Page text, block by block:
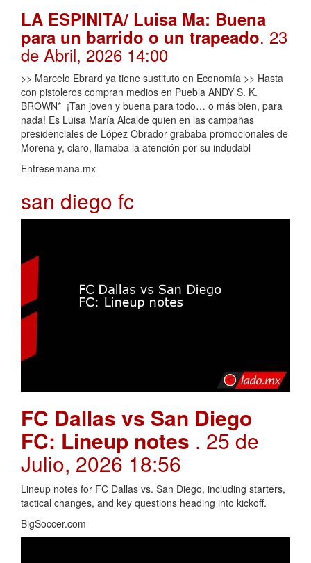
LA ESPINITA/ Luisa Ma: Buena
para un barrido o un trapeado. 23
de Abril, 2026 14:00
>> Marcelo Ebrard ya tiene sustituto en Economía >> Hasta
con pistoleros compran medios en Puebla ANDY S. K.
BROWN* ¡Tan joven y buena para todo… o más bien, para
nada! Es Luisa María Alcalde quien en las campañas
presidenciales de López Obrador grababa promocionales de
Morena y, claro, llamaba la atención por su indudabl
Entresemana.mx
san diego fc
FC Dallas vs San Diego
FC: Lineup notes . 25 de
Julio, 2026 18:56
Lineup notes for FC Dallas vs. San Diego, including starters,
tactical changes, and key questions heading into kickoff.
BigSoccer.com